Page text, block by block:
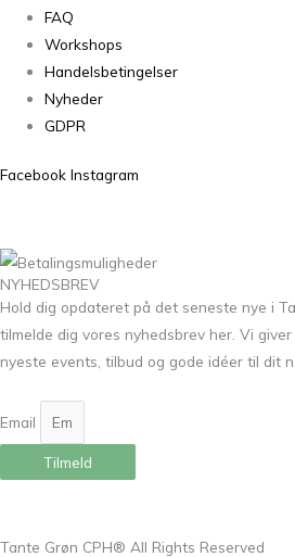
FAQ
Workshops
Handelsbetingelser
Nyheder
GDPR
Facebook Instagram
NYHEDSBREV
Hold dig opdateret på det seneste nye i
tilmelde dig vores nyhedsbrev her. Vi
nyeste events, tilbud og gode idéer til dit
Email
Tilmeld
Tante Grøn CPH® All Rights Reserved